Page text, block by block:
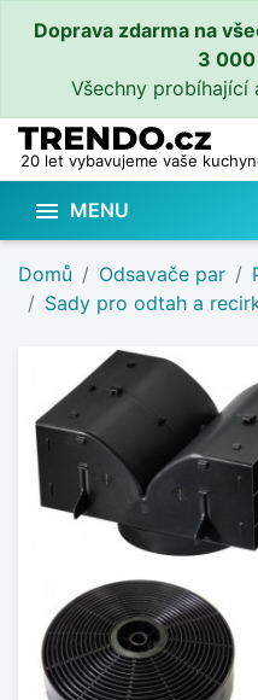
Doprava zdarma na
3 000
Všechny probíhající
20 let vybavujeme vaše
 MENU
Domů Odsavače par
Sady pro odtah a